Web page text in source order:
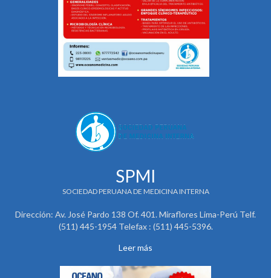
SPMI
SOCIEDAD PERUANA DE MEDICINA INTERNA
Dirección: Av. José Pardo 138 Of. 401. Miraflores Lima-Perú Telf.
(511) 445-1954 Telefax : (511) 445-5396.
Leer más